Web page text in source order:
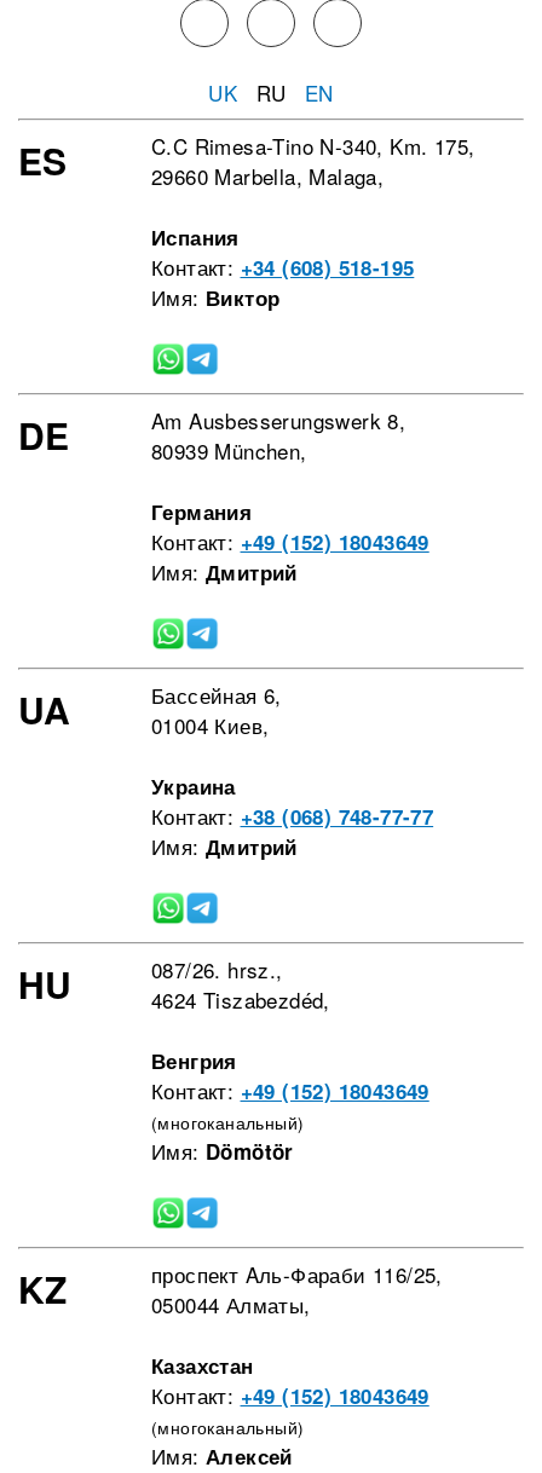
UK RU EN
ES
C.C Rimesa-Tino N-340, Km. 175,
29660 Marbella, Malaga,
Испания
Контакт: +34 (608) 518-195
Имя: Виктор
DE
Am Ausbesserungswerk 8,
80939 München,
Германия
Контакт: +49 (152) 18043649
Имя: Дмитрий
UA
Бассейная 6,
01004 Киев,
Украина
Контакт: +38 (068) 748-77-77
Имя: Дмитрий
HU
087/26. hrsz.,
4624 Tiszabezdéd,
Венгрия
Контакт: +49 (152) 18043649
(многоканальный)
Имя: Dömötör
KZ
проспект Aль-Фараби 116/25,
050044 Алматы,
Казахстан
Контакт: +49 (152) 18043649
(многоканальный)
Имя: Алексей